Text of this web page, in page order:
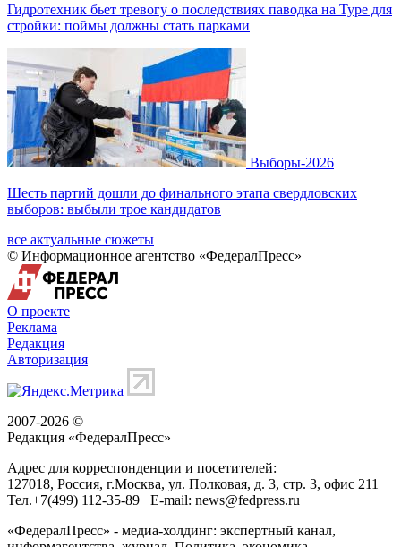
Гидротехник бьет тревогу о последствиях паводка на Туре для
стройки: поймы должны стать парками
Выборы-2026
Шесть партий дошли до финального этапа свердловских
выборов: выбыли трое кандидатов
все актуальные сюжеты
© Информационное агентство «ФедералПресс»
О проекте
Реклама
Редакция
Авторизация
2007-2026 ©
Редакция «ФедералПресс»
Адрес для корреспонденции и посетителей:
127018, Россия, г.Москва, ул. Полковая, д. 3, стр. 3, офис 211
Тел.+7(499) 112-35-89 E-mail: news@fedpress.ru
«ФедералПресс» - медиа-холдинг: экспертный канал,